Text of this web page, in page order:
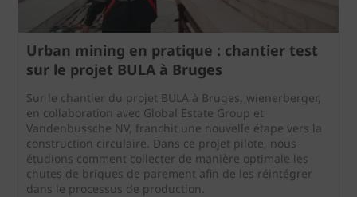
Urban mining en pratique : chantier test
sur le projet BULA à Bruges
Sur le chantier du projet BULA à Bruges, wienerberger,
en collaboration avec Global Estate Group et
Vandenbussche NV, franchit une nouvelle étape vers la
construction circulaire. Dans ce projet pilote, nous
étudions comment collecter de manière optimale les
chutes de briques de parement afin de les réintégrer
dans le processus de production.